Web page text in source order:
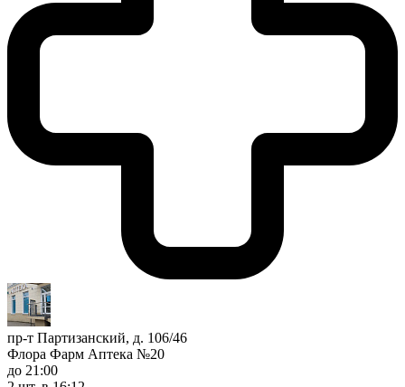
пр-т Партизанский, д. 106/46
Флора Фарм Аптека №20
до 21:00